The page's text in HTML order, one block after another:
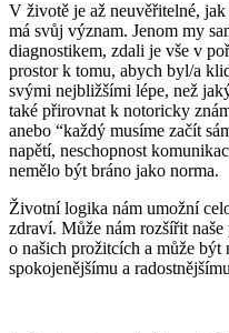
V životě je až neuvěřitelné,
má svůj význam. Jenom my
diagnostikem, zdali je vše v
prostor k tomu, abych byl/a
svými nejbližšími lépe, než
také přirovnat k notoricky
anebo “každý musíme začít
napětí, neschopnost
nemělo být bráno jako norma.
Životní logika nám umožní
zdraví. Může nám rozšířit
o našich prožitcích a může být
spokojenějšímu a